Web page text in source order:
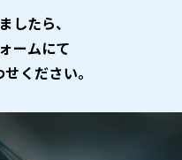
したら、
ームにて
ください。